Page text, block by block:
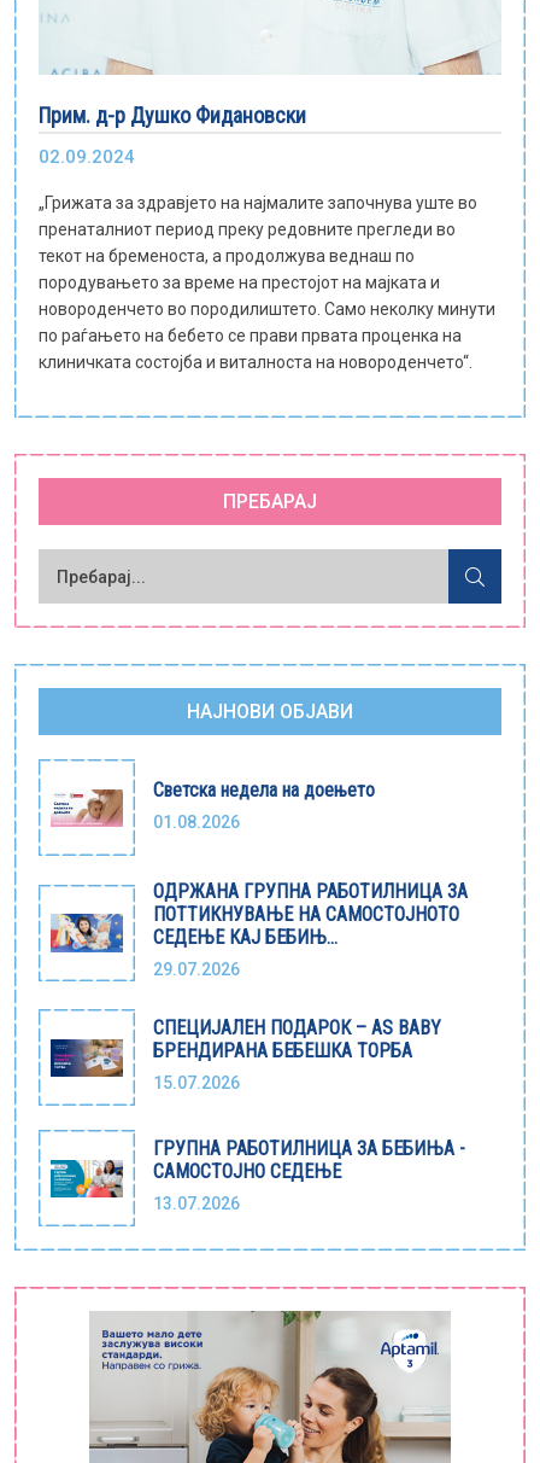
ПРЕБАРАЈ
НАЈНОВИ ОБЈАВИ
Светска недела на доењето
01.08.2026
ОДРЖАНА ГРУПНА РАБОТИЛНИЦА ЗА
ПОТТИКНУВАЊЕ НА САМОСТОЈНОТО
СЕДЕЊЕ КАЈ БЕБИЊ...
29.07.2026
СПЕЦИЈАЛЕН ПОДАРОК – AS BABY
БРЕНДИРАНА БЕБЕШКА ТОРБА
15.07.2026
ГРУПНА РАБОТИЛНИЦА ЗА БЕБИЊА -
САМОСТОЈНО СЕДЕЊЕ
13.07.2026
Прим. д-р Душко Фидановски
02.09.2024
„Грижата за здравјето на најмалите започнува уште во
пренаталниот период преку редовните прегледи во
текот на бременоста, а продолжува веднаш по
породувањето за време на престојот на мајката и
новороденчето во породилиштето. Само неколку минути
по раѓањето на бебето се прави првата проценка на
клиничката состојба и виталноста на новороденчетo“.